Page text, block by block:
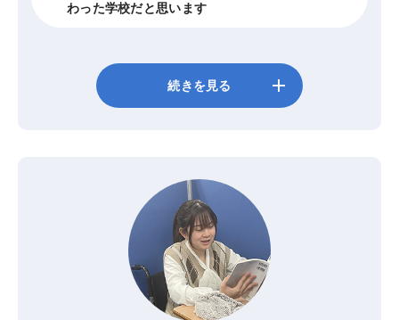
わった学校だと思います
続きを見る add